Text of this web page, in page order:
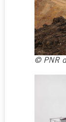
© PNR